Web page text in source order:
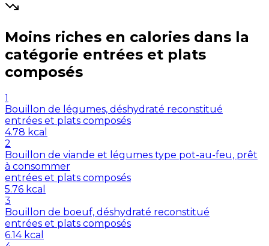
Moins riches en calories dans la
catégorie entrées et plats
composés
1
Bouillon de légumes, déshydraté reconstitué
entrées et plats composés
4.78 kcal
2
Bouillon de viande et légumes type pot-au-feu, prêt
à consommer
entrées et plats composés
5.76 kcal
3
Bouillon de boeuf, déshydraté reconstitué
entrées et plats composés
6.14 kcal